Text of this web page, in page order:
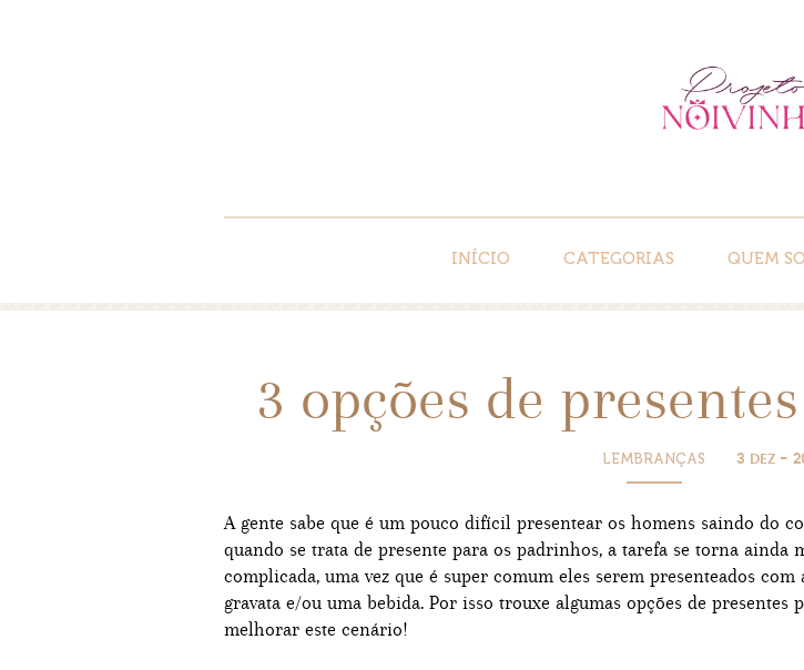
INÍCIO CATEGORIAS QUEM
3 opções de
LEMBRANÇAS 3 DEZ -
A gente sabe que é um pouco difícil presentear os homens saindo do
quando se trata de presente para os padrinhos, a tarefa se torna ainda
complicada, uma vez que é super comum eles serem presenteados com
gravata e/ou uma bebida. Por isso trouxe algumas opções de presentes
melhorar este cenário!